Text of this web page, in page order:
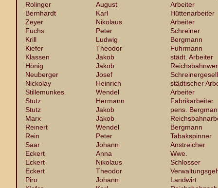
Rolinger
August
Arbeiter
Bernhardt
Karl
Hüttenarbeiter
Zeyer
Nikolaus
Arbeiter
Fuchs
Peter
Schreiner
Krill
Ludwig
Bergmann
Kiefer
Theodor
Fuhrmann
Klassen
Jakob
städt. Arbeiter
Hönig
Jakob
Neuberger
Josef
Nickolay
Heinrich
städtischer
Stillemunkes
Wendel
Arbeiter
Stutz
Hermann
Fabrikarbeiter
Stutz
Jakob
pens.
Marx
Jakob
Reinert
Wendel
Bergmann
Rein
Peter
Tabakspinner
Saar
Johann
Anstreicher
Eckert
Anna
Wwe.
Eckert
Nikolaus
Schlosser
Eckert
Theodor
Piro
Johann
Landwirt